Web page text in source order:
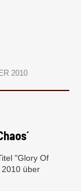
2010
"Glory Of
über